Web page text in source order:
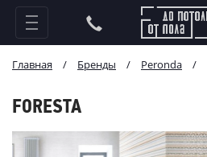
Главная / Бренды / Peronda /
FORESTA